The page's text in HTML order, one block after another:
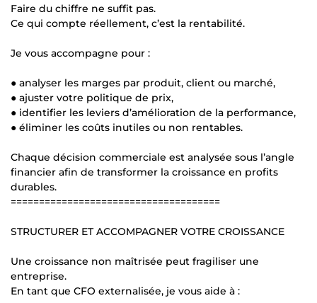
Faire du chiffre ne suffit pas.
Ce qui compte réellement, c’est la rentabilité.
Je vous accompagne pour :
● analyser les marges par produit, client ou marché,
● ajuster votre politique de prix,
● identifier les leviers d’amélioration de la performance,
● éliminer les coûts inutiles ou non rentables.
Chaque décision commerciale est analysée sous l’angle
financier afin de transformer la croissance en profits
durables.
=====================================
STRUCTURER ET ACCOMPAGNER VOTRE CROISSANCE
Une croissance non maîtrisée peut fragiliser une
entreprise.
En tant que CFO externalisée, je vous aide à :